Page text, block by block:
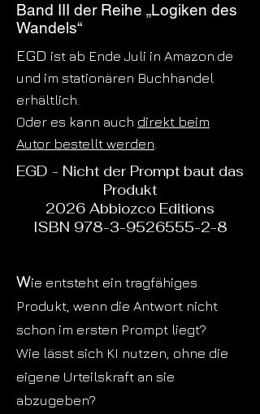
Band III der Reihe „Logiken des
Wandels“
EGD ist ab Ende Juli in Amazon.de
und im stationären Buchhandel
erhältlich.
Oder es kann auch direkt beim
Autor bestellt werden.
EGD - Nicht der Prompt baut das
Produkt
2026 Abbiozco Editions
ISBN 978-3-9526555-2-8
Wie entsteht ein tragfähiges
Produkt, wenn die Antwort nicht
schon im ersten Prompt liegt?
Wie lässt sich KI nutzen, ohne die
eigene Urteilskraft an sie
abzugeben?